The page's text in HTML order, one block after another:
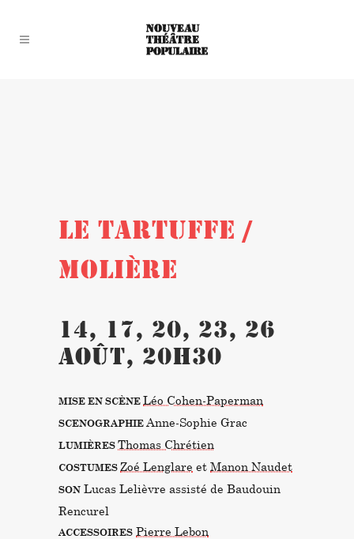
LE TARTUFFE /
MOLIÈRE
14, 17, 20, 23, 26
août, 20h30
MISE EN SCÈNE Léo Cohen-Paperman
SCENOGRAPHIEAnne-Sophie Grac
LUMIÈRES Thomas Chrétien
COSTUMES Zoé Lenglare et Manon Naudet
SON Lucas Lelièvre assisté de Baudouin
Rencurel
ACCESSOIRES Pierre Lebon